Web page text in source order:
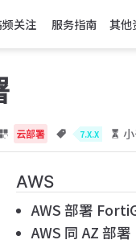
关注 服务指南 其他
云部署 7.X.X
AWS
AWS 部署
AWS 同 AZ 部